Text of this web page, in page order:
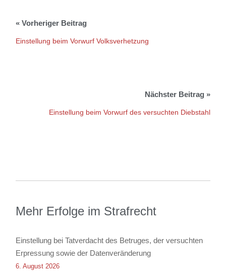
Einstellung beim Vorwurf Volksverhetzung
Einstellung beim Vorwurf des versuchten Diebstahl
Mehr Erfolge im Strafrecht
Einstellung bei Tatverdacht des Betruges, der versuchten
Erpressung sowie der Datenveränderung
6. August 2026